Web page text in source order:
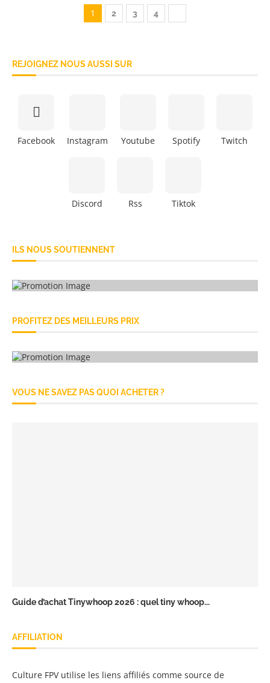
1 2 3 4
REJOIGNEZ NOUS AUSSI SUR
Facebook Instagram Youtube Spotify Twitch
Discord Rss Tiktok
ILS NOUS SOUTIENNENT
PROFITEZ DES MEILLEURS PRIX
VOUS NE SAVEZ PAS QUOI ACHETER ?
Guide d’achat Tinywhoop 2026 : quel tiny whoop...
AFFILIATION
Culture FPV utilise les liens affiliés comme source de